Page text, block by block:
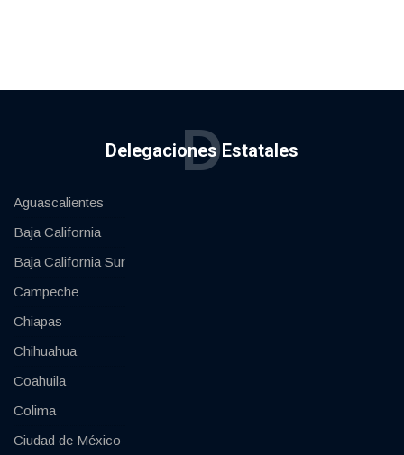
Delegaciones Estatales
D
Aguascalientes
Baja California
Baja California Sur
Campeche
Chiapas
Chihuahua
Coahuila
Colima
Ciudad de México